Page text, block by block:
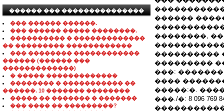
������ ��� ���������������
��� ������ ������.
��� ������ ����� ��������.
���������� � �������������
�� ��������� ������������
��� �������� ������������
������ (������ ���
�������������)
� ����� �������������
�������� � ����������� ��
������. 10 ������� ��������
����� �� ������� � �������
��� ���� �� ���������?
������
��������,
����������
���������
���:
����
�����:�. ����,
���./�: 8 096 769
�����������: